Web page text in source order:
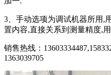
3 、手动选项为调试机器所用 ,
置内容,直接关系到测量精度,
销售热线：
1363039705